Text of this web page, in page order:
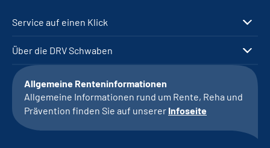
Service auf einen Klick
Über die DRV Schwaben
Allgemeine Renteninformationen
Allgemeine Informationen rund um Rente, Reha und
Prävention finden Sie auf unserer Infoseite